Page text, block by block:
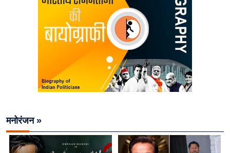
मनोरंजन »